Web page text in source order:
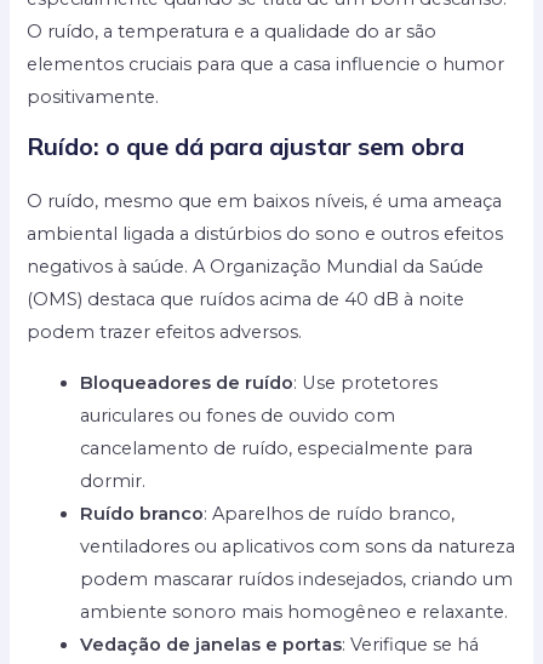
O ruído, a temperatura e a qualidade do ar são
elementos cruciais para que a casa influencie o humor
positivamente.
Ruído: o que dá para ajustar sem obra
O ruído, mesmo que em baixos níveis, é uma ameaça
ambiental ligada a distúrbios do sono e outros efeitos
negativos à saúde. A Organização Mundial da Saúde
(OMS) destaca que ruídos acima de 40 dB à noite
podem trazer efeitos adversos.
Bloqueadores de ruído: Use protetores
auriculares ou fones de ouvido com
cancelamento de ruído, especialmente para
dormir.
Ruído branco: Aparelhos de ruído branco,
ventiladores ou aplicativos com sons da natureza
podem mascarar ruídos indesejados, criando um
ambiente sonoro mais homogêneo e relaxante.
Vedação de janelas e portas: Verifique se há